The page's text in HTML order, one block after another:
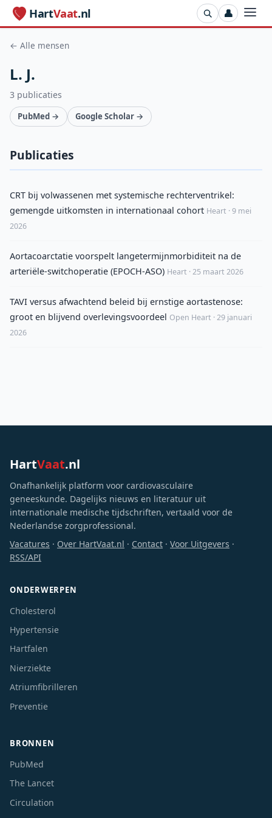
HartVaat.nl 👤
← Alle mensen
L. J.
3 publicaties
PubMed → Google Scholar →
Publicaties
CRT bij volwassenen met systemische rechterventrikel:
gemengde uitkomsten in internationaal cohort Heart · 9 mei
2026
Aortacoarctatie voorspelt langetermijnmorbiditeit na de
arteriële-switchoperatie (EPOCH-ASO) Heart · 25 maart 2026
TAVI versus afwachtend beleid bij ernstige aortastenose:
groot en blijvend overlevingsvoordeel Open Heart · 29 januari
2026
HartVaat.nl
Onafhankelijk platform voor cardiovasculaire
geneeskunde. Dagelijks nieuws en literatuur uit
internationale medische tijdschriften, vertaald voor de
Nederlandse zorgprofessional.
Vacatures · Over HartVaat.nl · Contact · Voor Uitgevers ·
RSS/API
ONDERWERPEN
Cholesterol
Hypertensie
Hartfalen
Nierziekte
Atriumfibrilleren
Preventie
BRONNEN
PubMed
The Lancet
Circulation